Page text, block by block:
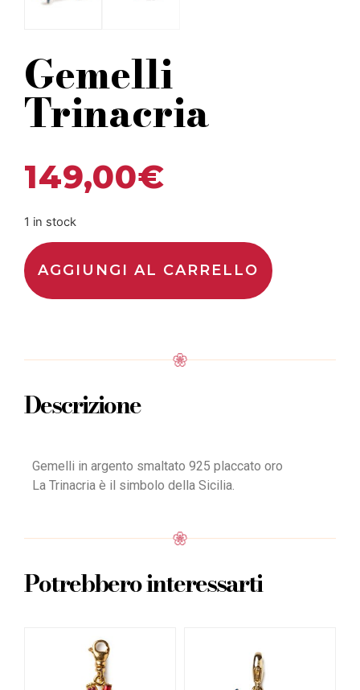
Gemelli
Trinacria
149,00€
1 in stock
AGGIUNGI AL CARRELLO
Descrizione
Gemelli in argento smaltato 925 placcato oro
La Trinacria è il simbolo della Sicilia.
Potrebbero interessarti